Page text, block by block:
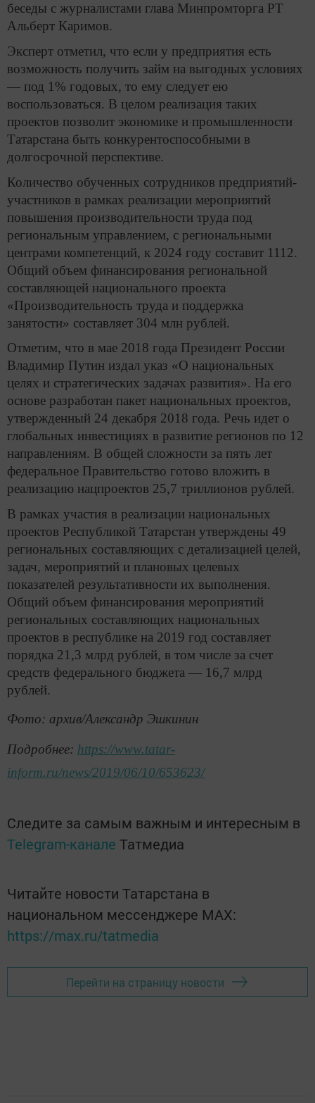
беседы с журналистами глава Минпромторга РТ
Альберт Каримов.
Эксперт отметил, что если у предприятия есть
возможность получить займ на выгодных условиях
— под 1% годовых, то ему следует ею
воспользоваться. В целом реализация таких
проектов позволит экономике и промышленности
Татарстана быть конкурентоспособными в
долгосрочной перспективе.
Количество обученных сотрудников предприятий-
участников в рамках реализации мероприятий
повышения производительности труда под
региональным управлением, с региональными
центрами компетенций, к 2024 году составит 1112.
Общий объем финансирования региональной
составляющей национального проекта
«Производительность труда и поддержка
занятости» составляет 304 млн рублей.
Отметим, что в мае 2018 года Президент России
Владимир Путин издал указ «О национальных
целях и стратегических задачах развития». На его
основе разработан пакет национальных проектов,
утвержденный 24 декабря 2018 года. Речь идет о
глобальных инвестициях в развитие регионов по 12
направлениям. В общей сложности за пять лет
федеральное Правительство готово вложить в
реализацию нацпроектов 25,7 триллионов рублей.
В рамках участия в реализации национальных
проектов Республикой Татарстан утверждены 49
региональных составляющих с детализацией целей,
задач, мероприятий и плановых целевых
показателей результативности их выполнения.
Общий объем финансирования мероприятий
региональных составляющих национальных
проектов в республике на 2019 год составляет
порядка 21,3 млрд рублей, в том числе за счет
средств федерального бюджета — 16,7 млрд
рублей.
Фото: архив/Александр Эшкинин
Подробнее: https://www.tatar-
inform.ru/news/2019/06/10/653623/
Следите за самым важным и интересным в
Telegram-канале Татмедиа
Читайте новости Татарстана в
национальном мессенджере MАХ:
https://max.ru/tatmedia
Перейти на страницу новости